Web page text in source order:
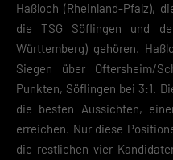
Haßloch (Rheinland-Pfalz),
die TSG Söflingen und
Württemberg) gehören.
Siegen über Oftersheim/
Punkten, Söflingen bei 3:1.
die besten Aussichten,
erreichen. Nur diese
die restlichen vier
Datenschutzeinstellungen
Essenziell (2)
Essenzielle Cookies ermöglichen
einwandfreie Funktion der Website
Cookie-